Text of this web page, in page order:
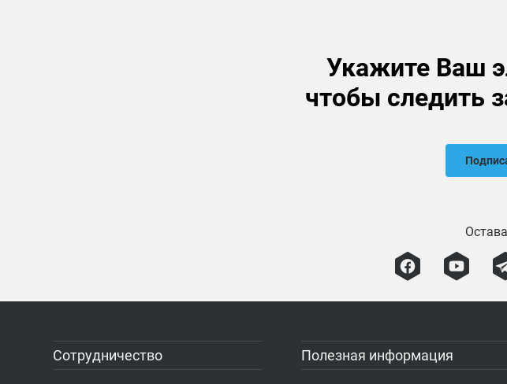
Укажите Ваш
чтобы следить
Сотрудничество Полезная информация